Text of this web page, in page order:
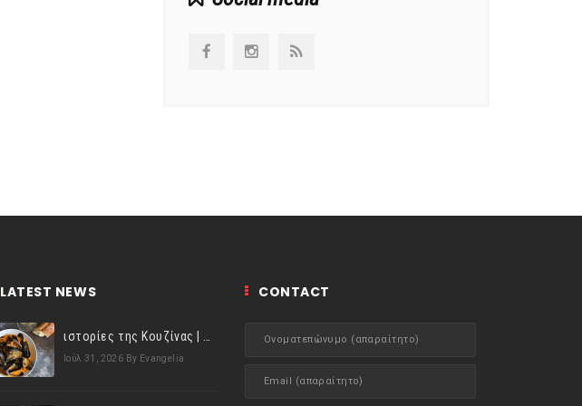
LATEST NEWS
Ιούλ 31, 2026 By Evangelia
CONTACT